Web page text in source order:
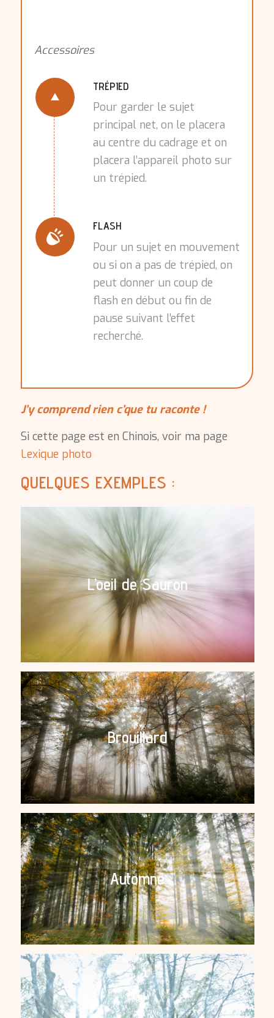
Accessoires
TRÉPIED
Pour garder le sujet
principal net, on le placera
au centre du cadrage et on
placera l’appareil photo sur
un trépied.
FLASH
Pour un sujet en mouvement
ou si on a pas de trépied, on
peut donner un coup de
flash en début ou fin de
pause suivant l’effet
recherché.
J’y comprend rien c’que tu raconte !
Si cette page est en Chinois, voir ma page
Lexique photo
QUELQUES EXEMPLES :
L’oeil de Sauron
Brouillard
Automne